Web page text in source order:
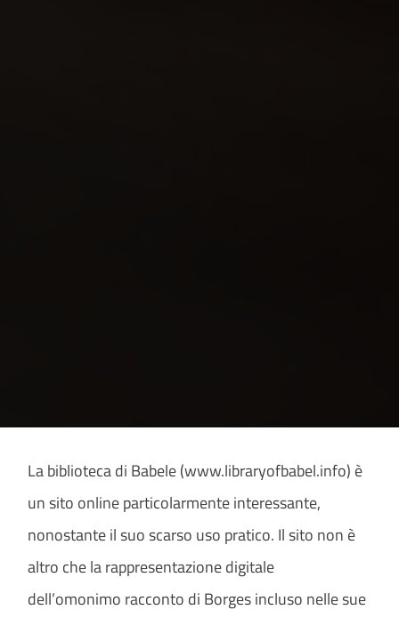
La biblioteca di Babele (www.libraryofbabel.info) è
un sito online particolarmente interessante,
nonostante il suo scarso uso pratico. Il sito non è
altro che la rappresentazione digitale
dell’omonimo racconto di Borges incluso nelle sue